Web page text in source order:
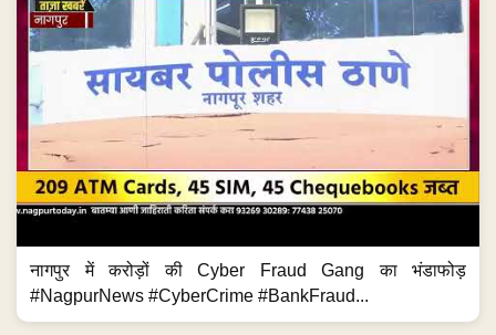
नागपुर में करोड़ों की Cyber Fraud Gang का भंडाफोड़
#NagpurNews #CyberCrime #BankFraud...